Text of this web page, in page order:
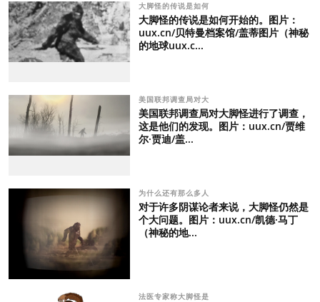
大脚怪的传说是如何
大脚怪的传说是如何开始的。图片：
uux.cn/贝特曼档案馆/盖蒂图片（神秘
的地球uux.c...
美国联邦调查局对大
美国联邦调查局对大脚怪进行了调查，
这是他们的发现。图片：uux.cn/贾维
尔·贾迪/盖...
为什么还有那么多人
对于许多阴谋论者来说，大脚怪仍然是
个大问题。图片：uux.cn/凯德·马丁
（神秘的地...
法医专家称大脚怪是